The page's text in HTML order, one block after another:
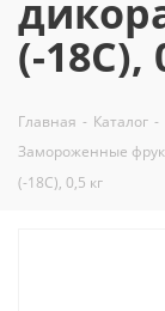
(-18С),
Главная - Каталог -
Замороженные
(-18С), 0,5 кг